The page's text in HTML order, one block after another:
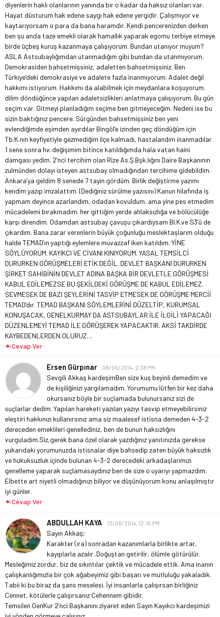
diyenlerin haklı olanlarının yanında bir o kadar da haksız olanları var.
Hayat düsturum hak edene saygı hak edene yergidir. Çalışmıyor ve
kaytarıyorsam o para da bana haramdır. Kendi pencerenizden derken
ben şu anda taze emekli olarak hamallık yaparak egomu terbiye etmeye
birde üçbeş kuruş kazanmaya çalışıyorum. Bundan utanıyor muyum?
ASLA Astsubaylığımdan utanmadığım gibi bundan da utanmıyorum.
Demokrasiden bahsetmişsiniz, adaletten bahsetmişsiniz. Ben
Türkiye’deki demokrasiye ve adalete fazla inanmıyorum. Adalet değil
hakkımı istiyorum. Hakkımı da alabilmek için meydanlara koşuyorum.
dilim döndüğünce yapılan adaletsizlikleri anlatmaya çalışıyorum. Bu gün
seçim var. Gitmeyi planladığım seçime ben gitmeyeceğim. Nedeni ise bu
sizin baktığınız pencere. Sürgünden bahsetmişsiniz ben yeni
evlendiğimde eşimden ayırdılar Bingöl’e izinden geç döndüğüm için
Tb.K.nın keyfiyetiyle gezmediğim ilçe kalmadı, hastalandım inanmadılar
1 sene sonra hv. değişimim bitince katıldığımda hala vatan haini
damgası yedim. 2’nci tercihim olan Rize As.Ş.Bşk.lığını Daire Başkanının
zulmünden dolayı isteyen astsubay olmadığından tercihime gidebildim.
Ankara’ya geldim 8 senede 7 tayin gördüm. Birlik değiştirme yazımı
kendim yazıp imzalattım. (Dediğiniz sürülme yazısını) Kanun hilafında iş
yapmam deyince azarlandım, odadan kovuldum. ama yine pes etmedim
mücadelemi bırakmadım. her gittiğim yerde ahlaksızlığa ve bölücülüğe
karşı direndim. Odamdan astsubay çavuşu çıkardıysam Bl.K.ve S3’ü de
çıkardım. Bana zarar verenlerin büyük çoğunluğu meslektaşlarım olduğu
halde TEMAD’ın yaptığı eylemlere muvazzaf iken katıldım. YİNE
SÖYLÜYORUM. KAYIKCI VE CİVANI KINIYORUM. YASAL TEMSİLCİ
DURURKEN GÖRÜŞMELERİ ETİK DEĞİL. DEVLET BAŞKANI DURURKEN
ŞİRKET SAHİBİNİN DEVLET ADINA BAŞKA BİR DEVLETLE GÖRÜŞMESİ
KABUL EDİLEMEZSE BU ŞEKİLDEKİ GÖRÜŞME DE KABUL EDİLEMEZ.
SEVMESEK DE BAZI ŞEYLERİNİ TASVİP ETMESEK DE GÖRÜŞME MERCİİ
TEMAD’dır. TEMAD BAŞKANI SÖYLEMLERİNİ DÜZELTİP, KURUMSAL
KONUŞACAK, GENELKURMAY DA ASTSUBAYLAR İLE İLGİLİ YAPACAĞI
DÜZENLEMEYİ TEMAD İLE GÖRÜŞEREK YAPACAKTIR. AKSİ TAKDİRDE
KAYBEDENLERDEN OLURUZ…
Cevap Ver
Ersen Gürpınar 08/06/2014, 2:38 PM
Sevgili Akkaş kardeşimBen size kuş beyinli demedim ve
de kişiliğinizi yargılamadım. Yorumumu lütfen bir kez daha
okursanız böyle bir suçlamada bulunursanız sizi de
suçlarlar dedim. Yapılan hareketi yazılan yazıyı tasvip etmeyebilirsiniz
eleştiri hakkınızı kullanırsınız ama siz maalesef istisna demeden 4-3-2
dereceden emeklileri genellediniz, ben de bunun haksızlığını
vurguladım.Siz,gerek bana özel olarak yazdığınız yanıtınızda gerekse
yukarıdaki yorumunuzda istisnalar diye bahsedip zaten büyük haksızlık
ve hukuksuzluk içinde bulunan 4-3-2 derecedeki arkadaşlarımızı
genelleme yaparak suçlamasaydınız ben de size o uyarıyı yapmazdım.
Elbette art niyetli olmadığınızı biliyor ve düşünüyorum konu anlaşılmıştır
iyi günler.
Cevap Ver
ABDULLAH KAYA 12/06/2014, 12:15 PM
Sayın Akkaş;
Karakter (ıra) sonradan kazanımlarla birlikte artar,
kayıplarla azalır..Doğuştan getirilir, ölümle götürülür.
Mesleğimiz zordur, biz de sıkıntılar çektik ve mücadele ettik. Ama inanın
çalışkanlığımızla bir çok ağabeyimiz gibi başarı ve mutluluğu yakaladık.
Tabii ki bu biraz da şans meselesi. İyi insanlarla çalışırsan birliğiniz
Cennet, kötülerle çalışırsanız Cehennem gibidir.
Temsilen GenKur 2’nci Başkanını ziyaret eden Sayın Kayıkcı kardeşimizi